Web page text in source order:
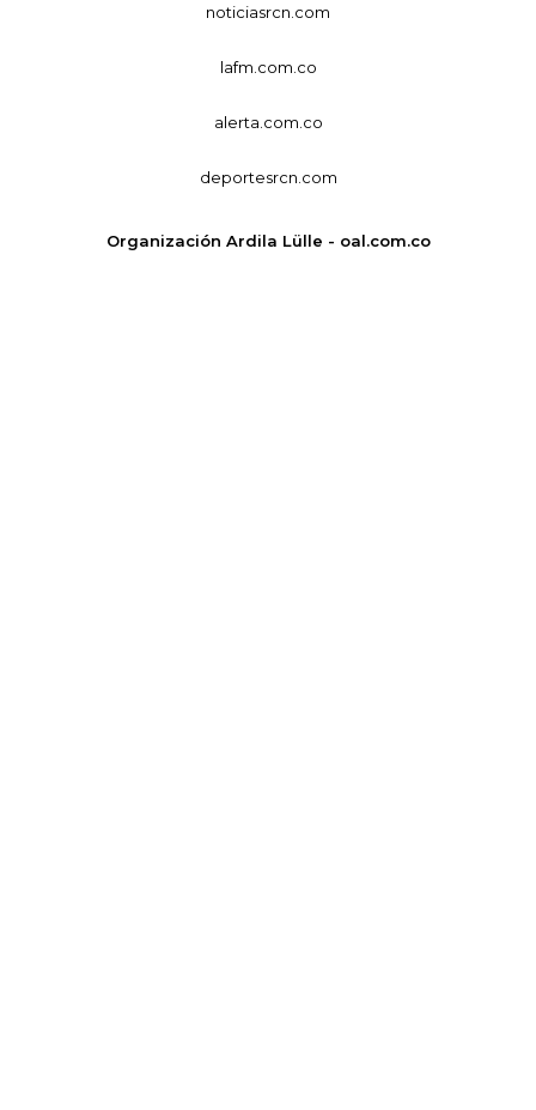
noticiasrcn.com
lafm.com.co
alerta.com.co
deportesrcn.com
Organización Ardila Lülle - oal.com.co